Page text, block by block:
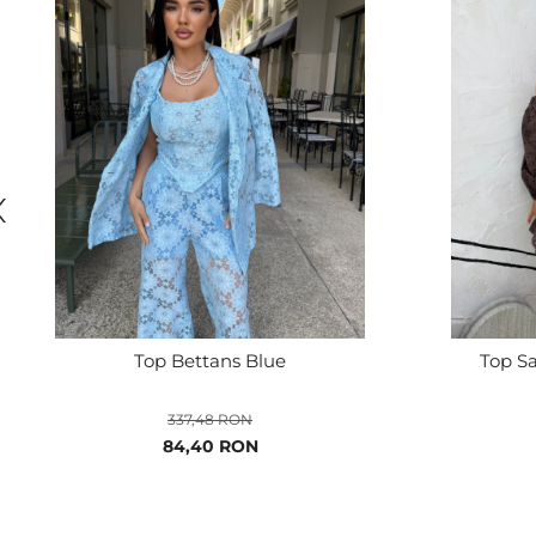
Top Bettans Blue
Pret
84,40 RON
337,48 RON
Top